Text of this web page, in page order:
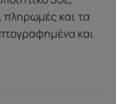
πληρωμές και τα
και